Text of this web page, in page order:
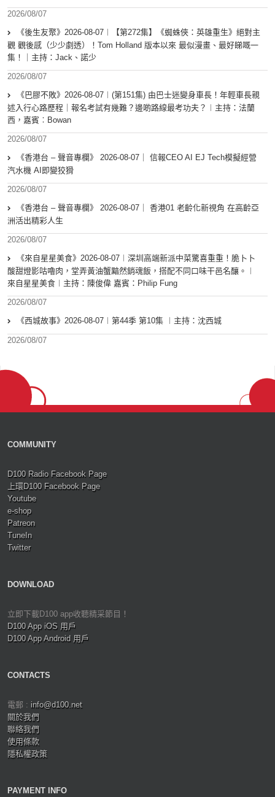
2026/08/07
《後生友聚》2026-08-07︱【第272集】《蜘蛛俠：英雄重生》絕對主
觀 觀後感（少少劇透）！Tom Holland 版本以來 最似漫畫、最好睇嘅一
集！｜主持：Jack、諾少
2026/08/07
《巴膠不敗》2026-08-07︱(第151集) 由巴士迷變身車長！年輕車長親
述入行心路歷程｜報名考試有幾難？邊啲路線最考功夫？︱主持：法蘭
西，嘉賓︰Bowan
2026/08/07
《香港台 – 聲音專欄》 2026-08-07｜ 信報CEO AI EJ Tech模擬經營
汽水機 AI即變狡猾
2026/08/07
《香港台 – 聲音專欄》 2026-08-07｜ 香港01 老齡化新視角 在高齡亞
洲活出精彩人生
2026/08/07
《來自星星美食》2026-08-07︱深圳高端新派中菜驚喜重重！脆卜卜
酸甜燈影咕嚕肉，堂弄黃油蟹黯然銷魂飯，搭配不同口味干邑名釀。︱
來自星星美食︱主持：陳俊偉 嘉賓：Philip Fung
2026/08/07
《西城故事》2026-08-07︱第44季 第10集 ︱主持：沈西城
2026/08/07
COMMUNITY
D100 Radio Facebook Page
上環D100 Facebook Page
Youtube
e-shop
Patreon
TuneIn
Twitter
DOWNLOAD
立即下載D100 app收聽精采節目！
D100 App iOS 用戶
D100 App Android 用戶
CONTACTS
電郵 : info@d100.net
關於我們
聯絡我們
使用條款
隱私權政策
PAYMENT INFO